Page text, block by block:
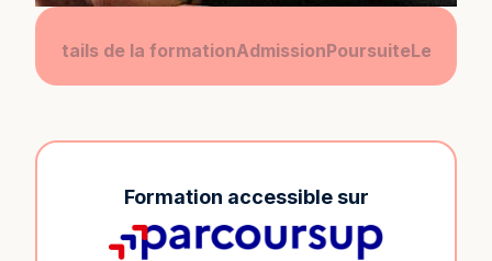
Détails de la formationAdmissionPoursuiteLe
Formation accessible sur